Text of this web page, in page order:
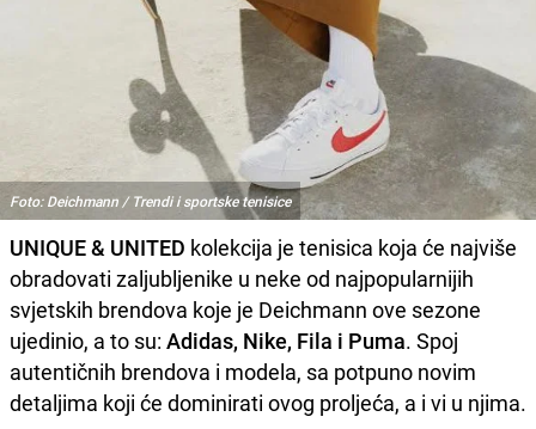
Foto: Deichmann / Trendi i sportske tenisice
UNIQUE & UNITED kolekcija je tenisica koja će najviše
obradovati zaljubljenike u neke od najpopularnijih
svjetskih brendova koje je Deichmann ove sezone
ujedinio, a to su: Adidas, Nike, Fila i Puma. Spoj
autentičnih brendova i modela, sa potpuno novim
detaljima koji će dominirati ovog proljeća, a i vi u njima.